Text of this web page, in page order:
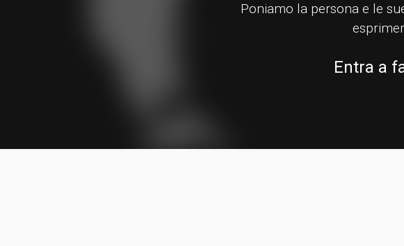
Poniamo la persona e le
Entra a